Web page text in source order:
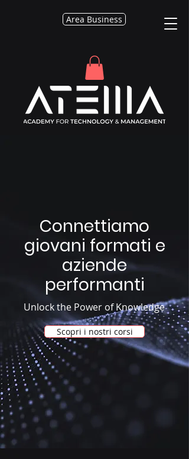
Area Business
Connettiamo
giovani formati e
aziende
performanti
Unlock the Power of Knowledge
Scopri i nostri corsi